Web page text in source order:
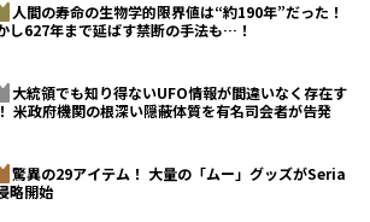
人間の寿命の生物学的限界値は“約190年”だった！
し627年まで延ばす禁断の手法も…！
大統領でも知り得ないUFO情報が間違いなく存在す
米政府機関の根深い隠蔽体質を有名司会者が告発
驚異の29アイテム！ 大量の「ムー」グッズがSeria
略開始